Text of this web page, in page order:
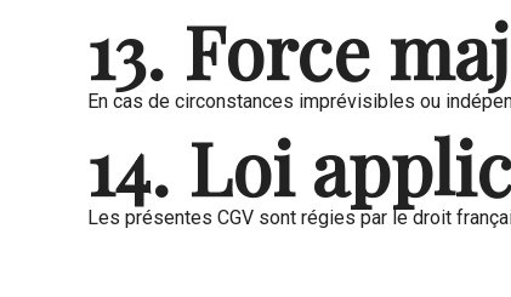
13. Force
En cas de circonstances imprévisibles ou
14. Loi
Les présentes CGV sont régies par le droit